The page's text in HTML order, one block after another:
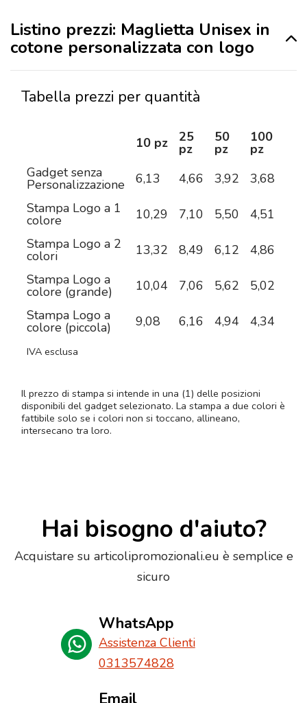
Listino prezzi: Maglietta Unisex in
cotone personalizzata con logo
Tabella prezzi per quantità
10 pz 25
pz
50
pz
100
pz
Gadget senza
Personalizzazione 6,13 4,66 3,92 3,68
Stampa Logo a 1
colore 10,29 7,10 5,50 4,51
Stampa Logo a 2
colori 13,32 8,49 6,12 4,86
Stampa Logo a
colore (grande) 10,04 7,06 5,62 5,02
Stampa Logo a
colore (piccola) 9,08 6,16 4,94 4,34
IVA esclusa
Il prezzo di stampa si intende in una (1) delle posizioni
disponibili del gadget selezionato. La stampa a due colori è
fattibile solo se i colori non si toccano, allineano,
intersecano tra loro.
Hai bisogno d'aiuto?
Acquistare su articolipromozionali.eu è semplice e
sicuro
WhatsApp
Assistenza Clienti
0313574828